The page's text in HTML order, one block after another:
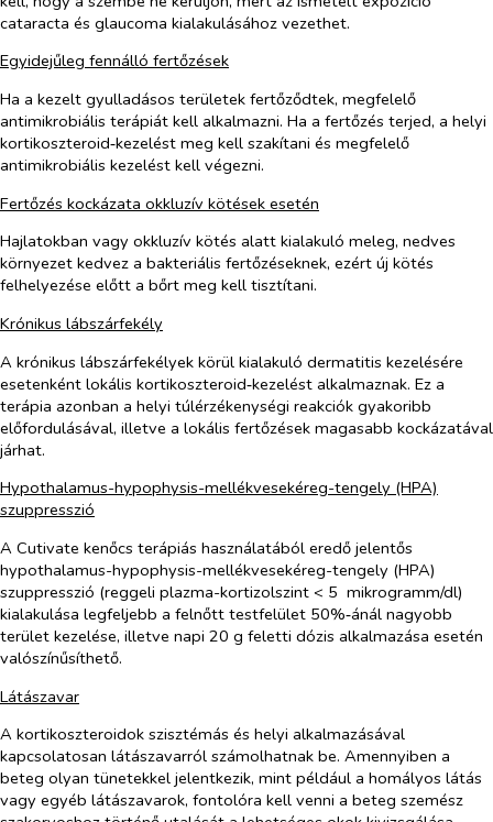
cataracta és glaucoma kialakulásához vezethet.
Egyidejűleg fennálló fertőzések
Ha a kezelt gyulladásos területek fertőződtek, megfelelő
antimikrobiális terápiát kell alkalmazni. Ha a fertőzés terjed, a helyi
kortikoszteroid‑kezelést meg kell szakítani és megfelelő
antimikrobiális kezelést kell végezni.
Fertőzés kockázata okkluzív kötések esetén
Hajlatokban vagy okkluzív kötés alatt kialakuló meleg, nedves
környezet kedvez a bakteriális fertőzéseknek, ezért új kötés
felhelyezése előtt a bőrt meg kell tisztítani.
Krónikus lábszárfekély
A krónikus lábszárfekélyek körül kialakuló dermatitis kezelésére
esetenként lokális kortikoszteroid‑kezelést alkalmaznak. Ez a
terápia azonban a helyi túlérzékenységi reakciók gyakoribb
előfordulásával, illetve a lokális fertőzések magasabb kockázatával
járhat.
Hypothalamus-hypophysis-mellékvesekéreg-tengely (HPA)
szuppresszió
A Cutivate kenőcs terápiás használatából eredő jelentős
hypothalamus-hypophysis-mellékvesekéreg-tengely (HPA)
szuppresszió (reggeli plazma-kortizolszint < 5 mikrogramm/dl)
kialakulása legfeljebb a felnőtt testfelület 50%‑ánál nagyobb
terület kezelése, illetve napi 20 g feletti dózis alkalmazása esetén
valószínűsíthető.
Látászavar
A kortikoszteroidok szisztémás és helyi alkalmazásával
kapcsolatosan látászavarról számolhatnak be. Amennyiben a
beteg olyan tünetekkel jelentkezik, mint például a homályos látás
vagy egyéb látászavarok, fontolóra kell venni a beteg szemész